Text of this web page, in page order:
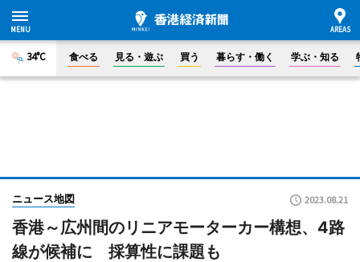
34°C 食べる 見る・遊ぶ 買う 暮らす・働く 学ぶ・知る
ニュース地図 2023.08.21
香港～広州間のリニアモーターカー構想、4路
線が候補に 採算性に課題も